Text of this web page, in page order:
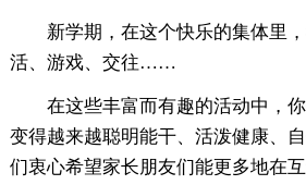
新学期，在这个快乐的集体里
活、游戏、交往……
在这些丰富而有趣的活动中，
变得越来越聪明能干、活泼健康、
们衷心希望家长朋友们能更多地在